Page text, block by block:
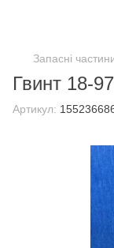
Запасні
Гвинт 18-
Артикул: